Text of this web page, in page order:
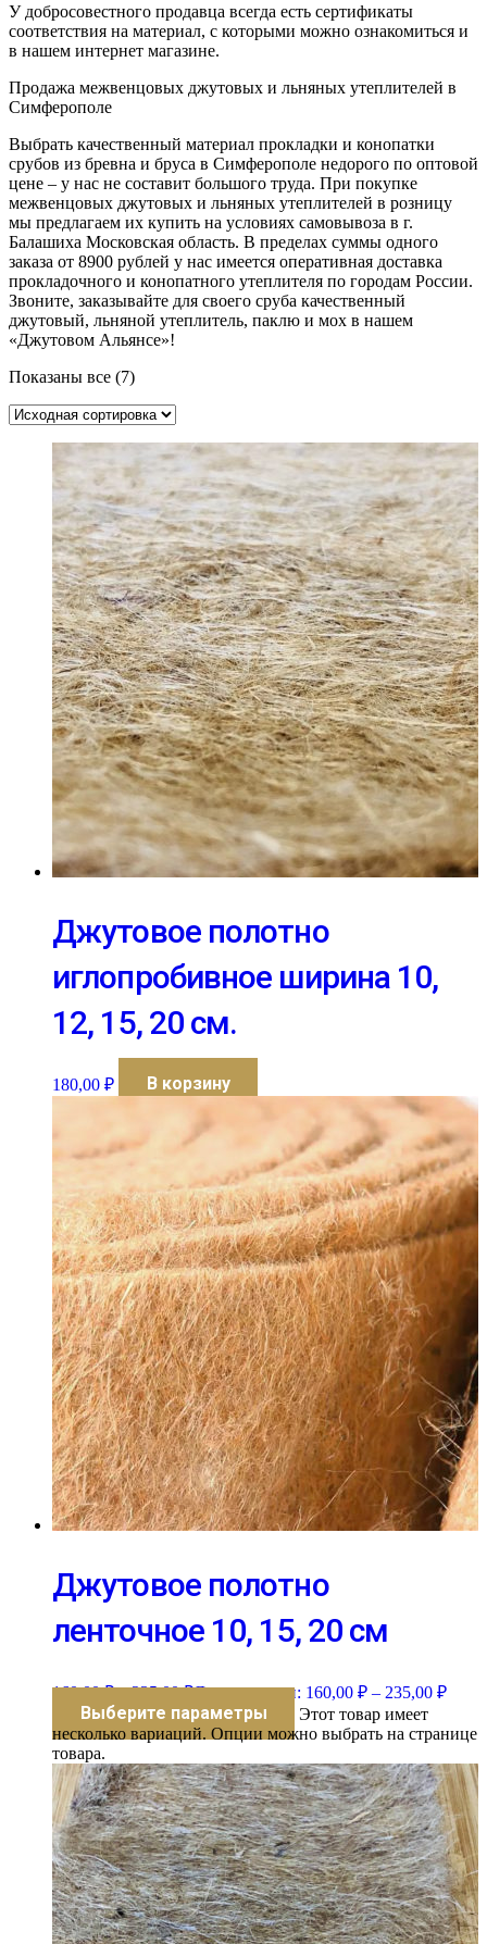
У добросовестного продавца всегда есть сертификаты
соответствия на материал, с которыми можно ознакомиться и
в нашем интернет магазине.
Продажа межвенцовых джутовых и льняных утеплителей в
Симферополе
Выбрать качественный материал прокладки и конопатки
срубов из бревна и бруса в Симферополе недорого по оптовой
цене – у нас не составит большого труда. При покупке
межвенцовых джутовых и льняных утеплителей в розницу
мы предлагаем их купить на условиях самовывоза в г.
Балашиха Московская область. В пределах суммы одного
заказа от 8900 рублей у нас имеется оперативная доставка
прокладочного и конопатного утеплителя по городам России.
Звоните, заказывайте для своего сруба качественный
джутовый, льняной утеплитель, паклю и мох в нашем
«Джутовом Альянсе»!
Показаны все (7)
Джутовое полотно
иглопробивное ширина 10,
12, 15, 20 см.
180,00 ₽ В корзину
Джутовое полотно
ленточное 10, 15, 20 см
160,00₽ – 235,00₽Диапазон цен: 160,00 ₽ – 235,00 ₽
Выберите параметры
Этот товар имеет
несколько вариаций. Опции можно выбрать на странице
товара.